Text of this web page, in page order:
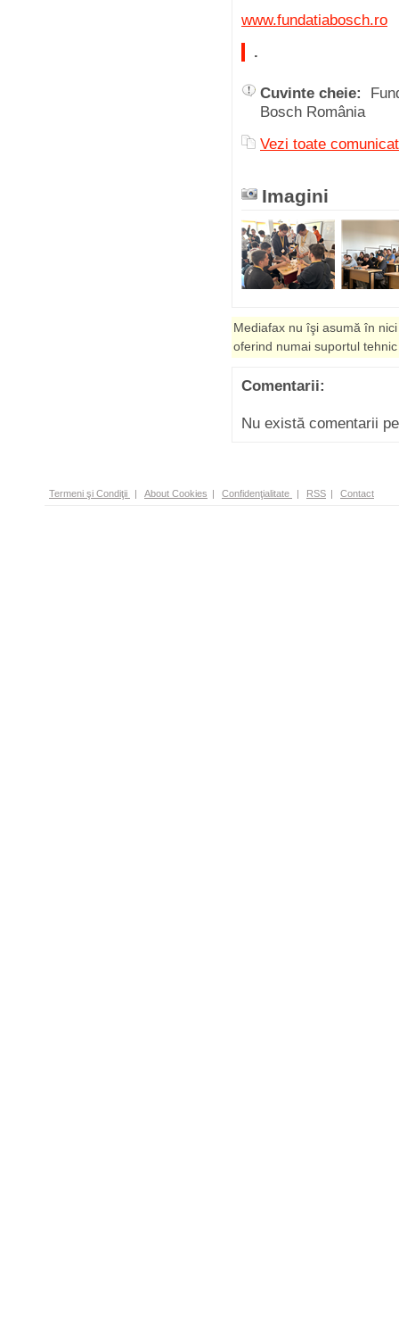
www.fundatiabosch.ro
.
Cuvinte cheie:
Bosch România
Vezi toate
Imagini
Mediafax nu îşi asumă în
oferind numai suportul
Comentarii:
Nu există comentarii
Termeni şi Condiţii | About Cookies | Confidenţialitate | RSS | Contact